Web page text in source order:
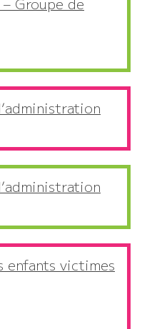
enfants victimes